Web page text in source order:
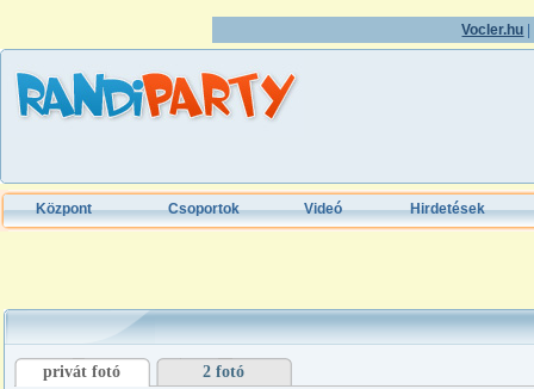
Vocler.hu
Központ Csoportok Videó Hirdetések
privát fotó 2 fotó